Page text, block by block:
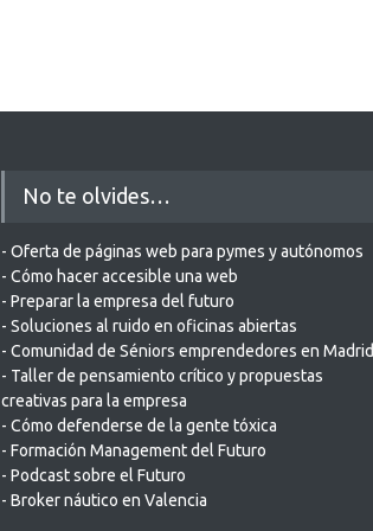
No te olvides…
- Oferta de páginas web para pymes y autónomos
- Cómo hacer accesible una web
- Preparar la empresa del futuro
- Soluciones al ruido en oficinas abiertas
- Comunidad de Séniors emprendedores en Madrid
- Taller de pensamiento crítico y propuestas
creativas para la empresa
- Cómo defenderse de la gente tóxica
- Formación Management del Futuro
- Podcast sobre el Futuro
- Broker náutico en Valencia